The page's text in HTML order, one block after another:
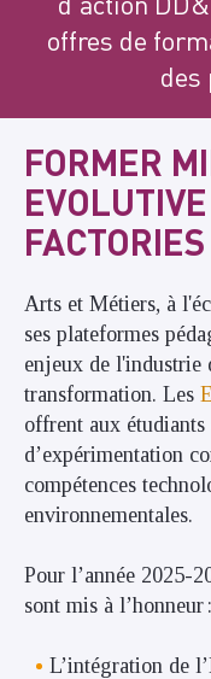
offres de
des
FORMER
FACTORIES
Arts et Métiers, à
ses plateformes
enjeux de l'industrie
transformation. Les
offrent aux
d’expérimentation
compétences
environnementales.
Pour l’année 2025-
sont mis à l’honneur :
L’intégration de